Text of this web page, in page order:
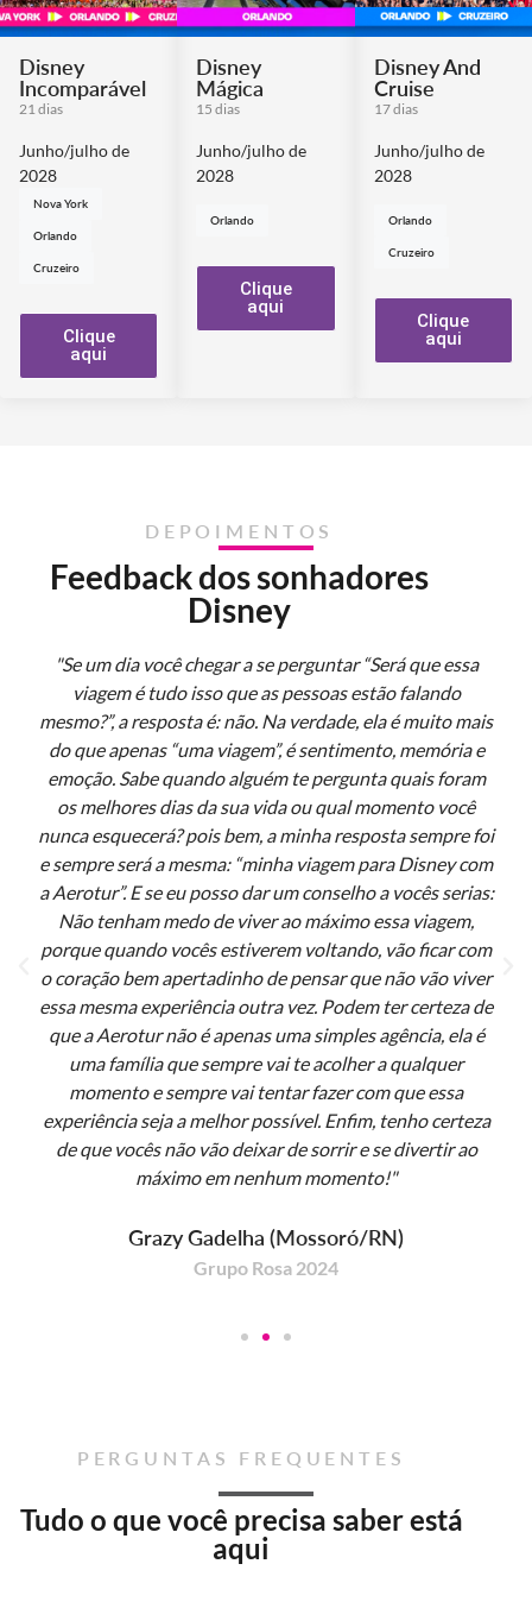
Disney
Incomparável
21 dias
Junho/julho de
2028
Nova York
Orlando
Cruzeiro
Clique
aqui
Disney
Mágica
15 dias
Junho/julho de
2028
Orlando
Clique
aqui
Disney And
Cruise
17 dias
Junho/julho de
2028
Orlando
Cruzeiro
Clique
aqui
DEPOIMENTOS
Feedback dos sonhadores
Disney
"Se um dia você chegar a se perguntar “Será que essa
viagem é tudo isso que as pessoas estão falando
mesmo?”, a resposta é: não. Na verdade, ela é muito mais
do que apenas “uma viagem”, é sentimento, memória e
emoção. Sabe quando alguém te pergunta quais foram
os melhores dias da sua vida ou qual momento você
nunca esquecerá? pois bem, a minha resposta sempre foi
e sempre será a mesma: “minha viagem para Disney com
a Aerotur”. E se eu posso dar um conselho a vocês serias:
Não tenham medo de viver ao máximo essa viagem,
porque quando vocês estiverem voltando, vão ficar com
o coração bem apertadinho de pensar que não vão viver
essa mesma experiência outra vez. Podem ter certeza de
que a Aerotur não é apenas uma simples agência, ela é
uma família que sempre vai te acolher a qualquer
momento e sempre vai tentar fazer com que essa
experiência seja a melhor possível. Enfim, tenho certeza
de que vocês não vão deixar de sorrir e se divertir ao
máximo em nenhum momento!"
Grazy Gadelha (Mossoró/RN)
Grupo Rosa 2024
PERGUNTAS FREQUENTES
Tudo o que você precisa saber está
aqui